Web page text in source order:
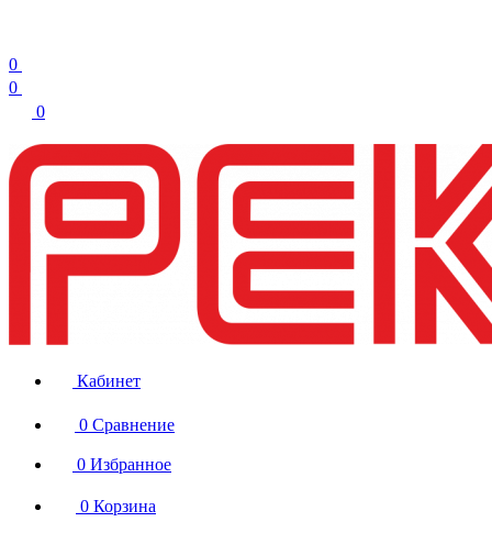
0
0
0
Кабинет
0 Сравнение
0 Избранное
0 Корзина